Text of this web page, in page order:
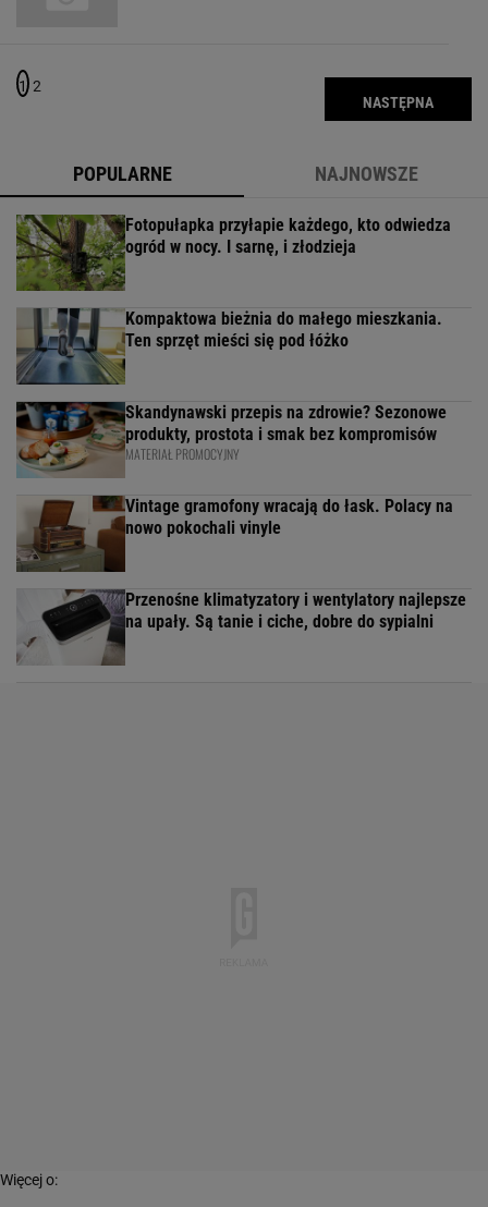
1 2
NASTĘPNA
POPULARNE NAJNOWSZE
Fotopułapka przyłapie każdego, kto odwiedza
ogród w nocy. I sarnę, i złodzieja
Kompaktowa bieżnia do małego mieszkania.
Ten sprzęt mieści się pod łóżko
Skandynawski przepis na zdrowie? Sezonowe
produkty, prostota i smak bez kompromisów
MATERIAŁ PROMOCYJNY
Vintage gramofony wracają do łask. Polacy na
nowo pokochali vinyle
Przenośne klimatyzatory i wentylatory najlepsze
na upały. Są tanie i ciche, dobre do sypialni
Więcej o: